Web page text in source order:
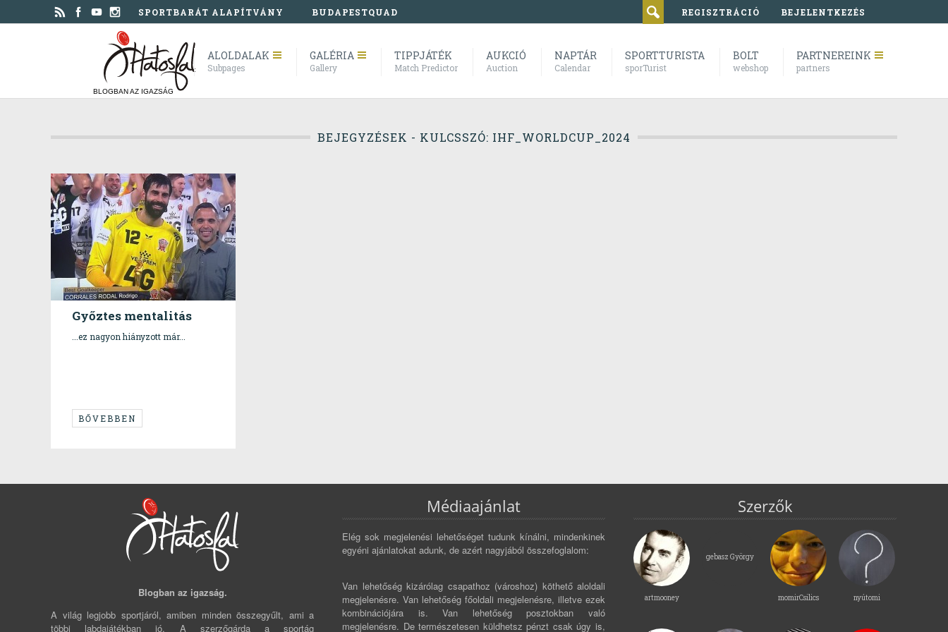
SPORTBARÁT ALAPÍTVÁNY BUDAPESTQUAD REGISZTRÁCIÓ BEJELENTKEZÉS
BLOGBAN AZ IGAZSÁG
ALOLDALAK
Subpages
GALÉRIA
Gallery
TIPPJÁTÉK
Match Predictor
AUKCIÓ
Auction
NAPTÁR
Calendar
SPORTTURISTA
sporTurist
BOLT
webshop
PARTNEREINK
partners
BEJEGYZÉSEK - KULCSSZÓ: IHF_WORLDCUP_2024
Győztes mentalitás
...ez nagyon hiányzott már...
BŐVEBBEN
Blogban az igazság.
A világ legjobb sportjáról, amiben minden összegyűlt, ami a
többi labdajátékban jó. A szerzőgárda a sportág
Médiaajánlat
Elég sok megjelenési lehetőséget tudunk kínálni, mindenkinek
egyéni ajánlatokat adunk, de azért nagyjából összefoglalom:
Van lehetőség kizárólag csapathoz (városhoz) köthető aloldali
megjelenésre. Van lehetőség főoldali megjelenésre, illetve ezek
kombinációjára is. Van lehetőség posztokban való
megjelenésre. De természetesen küldhetsz pénzt csak úgy is,
Szerzők
artmooney
gebasz György
momirCsilics nyútomi